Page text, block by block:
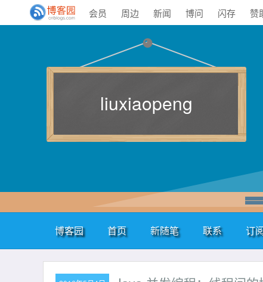
会员 周边 新闻 博问 闪存 赞
liuxiaopeng
博客园 首页 新随笔 联系 订